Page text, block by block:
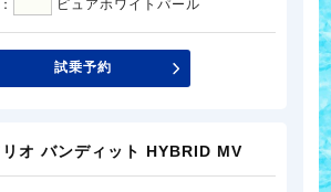
ピュアホワイトパール
試乗予約
リオ バンディット HYBRID MV